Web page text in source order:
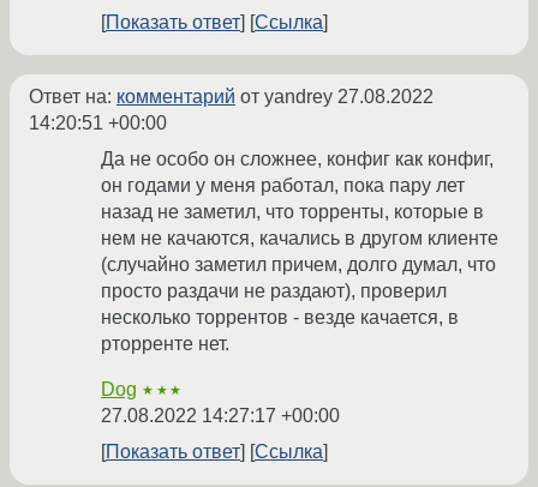
Показать ответ
Ссылка
Ответ на: комментарий от yandrey 27.08.2022
14:20:51 +00:00
Да не особо он сложнее, конфиг как конфиг,
он годами у меня работал, пока пару лет
назад не заметил, что торренты, которые в
нем не качаются, качались в другом клиенте
(случайно заметил причем, долго думал, что
просто раздачи не раздают), проверил
несколько торрентов - везде качается, в
рторренте нет.
Dog ★★★
27.08.2022 14:27:17 +00:00
Показать ответ
Ссылка